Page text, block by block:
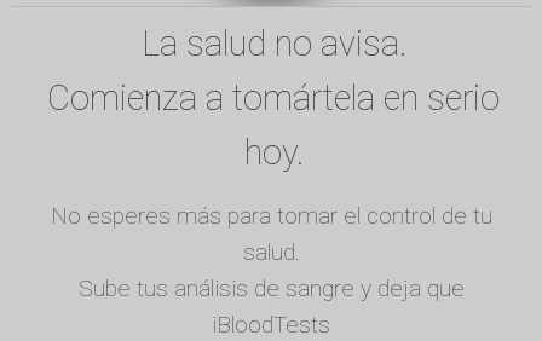
La salud no avisa.
Comienza a tomártela en serio
hoy.
No esperes más para tomar el control de tu
salud.
Sube tus análisis de sangre y deja que
iBloodTests